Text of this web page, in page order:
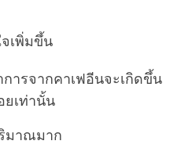
เพิ่มขึ้น
การจากคาเฟอีนจะเกิดขึ้น
ยเท่านั้น
มาณมาก